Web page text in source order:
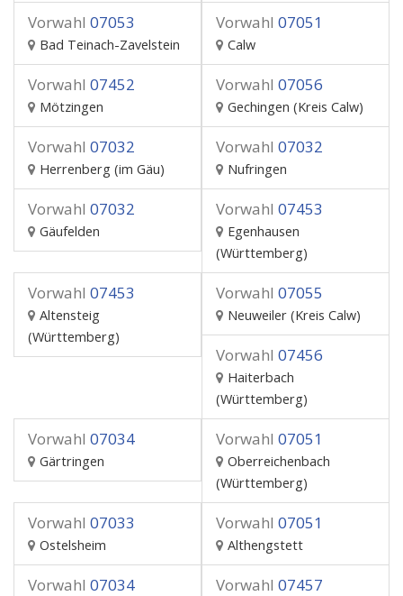
Vorwahl 07053
Bad Teinach-Zavelstein
Vorwahl 07051
Calw
Vorwahl 07452
Mötzingen
Vorwahl 07056
Gechingen (Kreis Calw)
Vorwahl 07032
Herrenberg (im Gäu)
Vorwahl 07032
Nufringen
Vorwahl 07032
Gäufelden
Vorwahl 07453
Egenhausen
(Württemberg)
Vorwahl 07453
Altensteig
(Württemberg)
Vorwahl 07055
Neuweiler (Kreis Calw)
Vorwahl 07456
Haiterbach
(Württemberg)
Vorwahl 07034
Gärtringen
Vorwahl 07051
Oberreichenbach
(Württemberg)
Vorwahl 07033
Ostelsheim
Vorwahl 07051
Althengstett
Vorwahl 07034 Vorwahl 07457